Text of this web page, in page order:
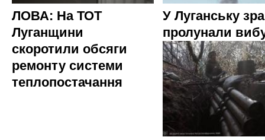
ЛОВА: На ТОТ
Луганщини
скоротили обсяги
ремонту системи
теплопостачання
У Луганську
пролунали